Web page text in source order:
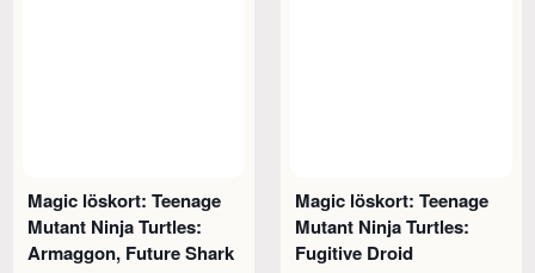
Magic löskort: Teenage
Mutant Ninja Turtles:
Armaggon, Future Shark
Magic löskort: Teenage
Mutant Ninja Turtles:
Fugitive Droid